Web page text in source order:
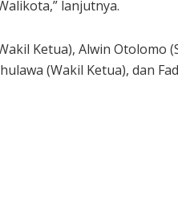
lanjutnya.
Ketua), Alwin Otolomo
(Wakil Ketua), dan